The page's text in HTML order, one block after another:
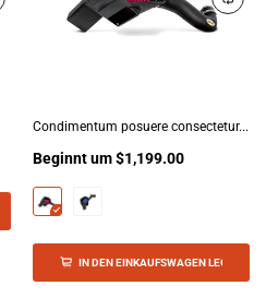
Condimentum posuere consectetur...
Beginnt um$1,199.00
IN DEN EINKAUFSWAGEN LEGEN